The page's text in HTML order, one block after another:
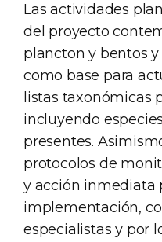
Las actividades
del proyecto
plancton y bentos
como base para
listas taxonómicas
incluyendo
presentes.
protocolos de
y acción inmediata
implementación,
especialistas y por